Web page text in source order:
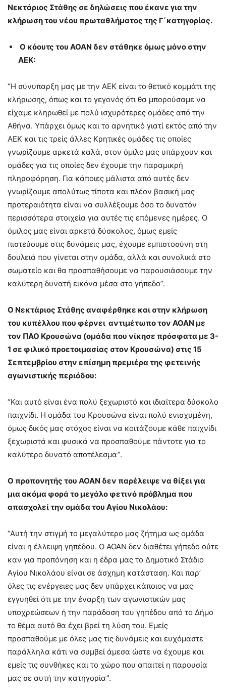
Νεκτάριος Στάθης σε δηλώσεις που έκανε για την
κλήρωση του νέου πρωταθλήματος της Γ΄κατηγορίας.
Ο κόουτς του ΑΟΑΝ δεν στάθηκε όμως μόνο στην
ΑΕΚ:
“Η σύνυπαρξη μας με την ΑΕΚ είναι το θετικό κομμάτι της
κλήρωσης, όπως και το γεγονός ότι θα μπορούσαμε να
είχαμε κληρωθεί με πολύ ισχυρότερες ομάδες από την
Αθήνα. Υπάρχει όμως και το αρνητικό γιατί εκτός από την
ΑΕΚ και τις τρείς άλλες Κρητικές ομάδες τις οποίες
γνωρίζουμε αρκετά καλά, στον όμιλο μας υπάρχουν και
ομάδες για τις οποίες δεν έχουμε την παραμικρή
πληροφόρηση. Για κάποιες μάλιστα από αυτές δεν
γνωρίζουμε απολύτως τίποτα και πλέον βασική μας
προτεραιότητα είναι να συλλέξουμε όσο το δυνατόν
περισσότερα στοιχεία για αυτές τις επόμενες ημέρες. Ο
όμιλος μας είναι αρκετά δύσκολος, όμως εμείς
πιστεύουμε στις δυνάμεις μας, έχουμε εμπιστοσύνη στη
δουλειά που γίνεται στην ομάδα, αλλά και συνολικά στο
σωματείο και θα προσπαθήσουμε να παρουσιάσουμε την
καλύτερη δυνατή εικόνα μέσα στο γήπεδο”.
Ο Νεκτάριος Στάθης αναφέρθηκε και στην κλήρωση
του κυπέλλου που φέρνει αντιμέτωπο τον ΑΟΑΝ με
τον ΠΑΟ Κρουσώνα (ομάδα που νίκησε πρόσφατα με 3-
1 σε φιλικό προετοιμασίας στον Κρουσώνα) στις 15
Σεπτεμβρίου στην επίσημη πρεμιέρα της φετεινής
αγωνιστικής περιόδου:
“Και αυτό είναι ένα πολύ ξεχωριστό και ιδιαίτερα δύσκολο
παιχνίδι. Η ομάδα του Κρουσώνα είναι πολύ ενισχυμένη,
όμως δικός μας στόχος είναι να κοιτάζουμε κάθε παιχνίδι
ξεχωριστά και φυσικά να προσπαθούμε πάντοτε για το
καλύτερο δυνατό αποτέλεσμα”.
Ο προπονητής του ΑΟΑΝ δεν παρέλειψε να θίξει για
μια ακόμα φορά το μεγάλο φετινό πρόβλημα που
απασχολεί την ομάδα του Αγίου Νικολάου:
“Αυτή την στιγμή το μεγαλύτερο μας ζήτημα ως ομάδα
είναι η έλλειψη γηπέδου. Ο ΑΟΑΝ δεν διαθέτει γήπεδο ούτε
καν για προπόνηση και η έδρα μας το Δημοτικό Στάδιο
Αγίου Νικολάου είναι σε άσχημη κατάσταση. Και παρ’
όλες τις ενέργειες μας δεν υπάρχει κάποιος να μας
εγγυηθεί ότι με την έναρξη των αγωνιστικών μας
υποχρεώσεων ή την παράδοση του γηπέδου από το Δήμο
το θέμα αυτό θα έχει βρεί τη λύση του. Εμείς
προσπαθούμε με όλες μας τις δυνάμεις και ευχόμαστε
παράλληλα κάτι να συμβεί άμεσα ώστε να έχουμε και
εμείς τις συνθήκες και το χώρο που απαιτεί η παρουσία
μας σε αυτή την κατηγορία”.